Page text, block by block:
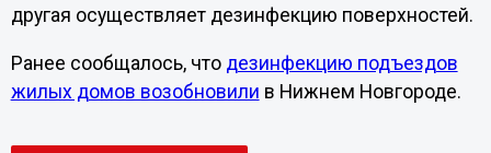
другая осуществляет дезинфекцию поверхностей.
Ранее сообщалось, что дезинфекцию подъездов
жилых домов возобновили в Нижнем Новгороде.